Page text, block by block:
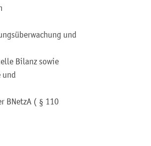
und
Bilanz sowie
und
BNetzA ( § 110